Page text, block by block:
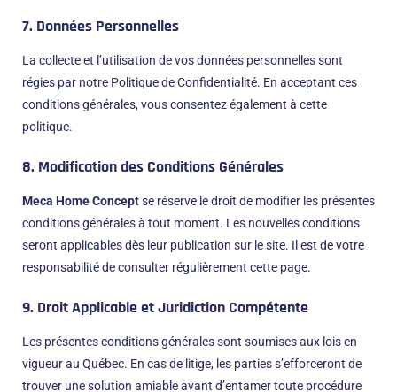
7. Données Personnelles
La collecte et l’utilisation de vos données personnelles sont
régies par notre Politique de Confidentialité. En acceptant ces
conditions générales, vous consentez également à cette
politique.
8. Modification des Conditions Générales
Meca Home Conceptse réserve le droit de modifier les présentes
conditions générales à tout moment. Les nouvelles conditions
seront applicables dès leur publication sur le site. Il est de votre
responsabilité de consulter régulièrement cette page.
9. Droit Applicable et Juridiction Compétente
Les présentes conditions générales sont soumises aux lois en
vigueur au Québec. En cas de litige, les parties s’efforceront de
trouver une solution amiable avant d’entamer toute procédure